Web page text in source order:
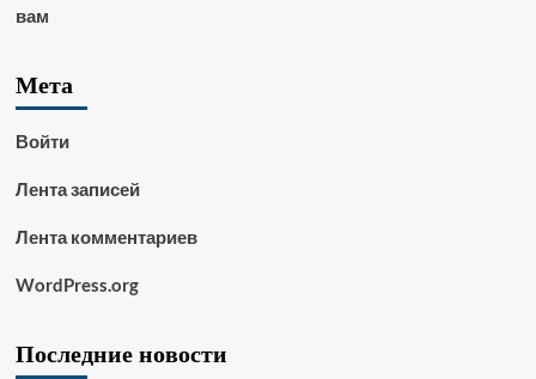
вам
Мета
Войти
Лента записей
Лента комментариев
WordPress.org
Последние новости